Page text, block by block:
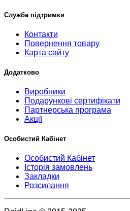
Служба підтримки
Контакти
Повернення товару
Карта сайту
Додатково
Виробники
Подарункові сертифікати
Партнерська програма
Акції
Особистий Кабінет
Особистий Кабінет
Історія замовлень
Закладки
Розсилання